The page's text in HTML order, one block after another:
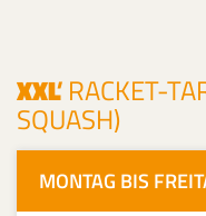
XXL
'RACKET-
SQUASH)
MONTAG BIS